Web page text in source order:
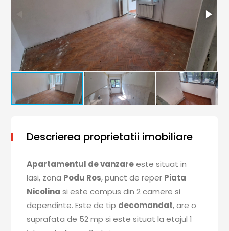
Descrierea proprietatii imobiliare
Apartamentul de vanzareeste situat in
Iasi, zona Podu Ros, punct de reper Piata
Nicolina si este compus din 2 camere si
dependinte. Este de tip decomandat, are o
suprafata de 52 mp si este situat la etajul 1